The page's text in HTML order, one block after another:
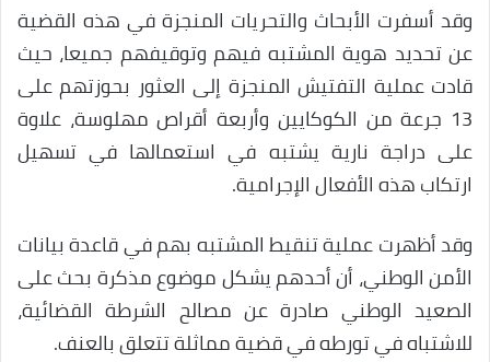
وقد أسفرت الأبحاث والتحريات المنجزة في هذه القضية
عن تحديد هوية المشتبه فيهم وتوقيفهم جميعا، حيث
قادت عملية التفتيش المنجزة إلى العثور بحوزتهم على
13 جرعة من الكوكايين وأربعة أقراص مهلوسة، علاوة
على دراجة نارية يشتبه في استعمالها في تسهيل
ارتكاب هذه الأفعال الإجرامية.
وقد أظهرت عملية تنقيط المشتبه بهم في قاعدة بيانات
الأمن الوطني، أن أحدهم يشكل موضوع مذكرة بحث على
الصعيد الوطني صادرة عن مصالح الشرطة القضائية،
للاشتباه في تورطه في قضية مماثلة تتعلق بالعنف.